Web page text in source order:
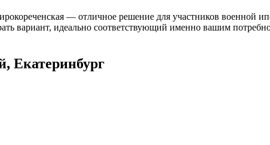
— отличное решение для участников военной
вариант, идеально соответствующий именно вашим
Екатеринбург